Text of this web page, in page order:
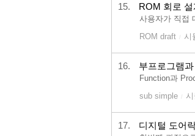
15. ROM 회로 설
사용자가 직접
ROM draft
시
16. 부프로그램
Function과
sub simple
17. 디지털 도어